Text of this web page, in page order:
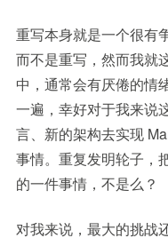
重写本身就是一个很有
而不是重写，然而我就
中，通常会有厌倦的情
一遍，幸好对于我来说
言、新的架构去实现
事情。重复发明轮子，
的一件事情，不是么？
对我来说，最大的挑战